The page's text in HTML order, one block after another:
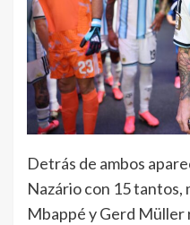
Detrás de ambos
Nazário con 15 tantos,
Mbappé y Gerd